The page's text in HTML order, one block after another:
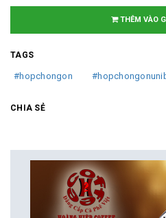
THÊM VÀO
TAGS
#hopchongon
CHIA SẺ